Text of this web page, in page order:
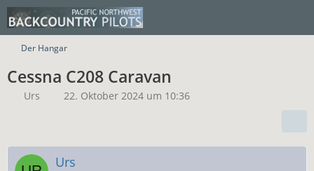
Der Hangar
Cessna C208 Caravan
Urs 22. Oktober 2024 um 10:36
Urs